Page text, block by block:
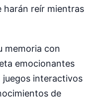
harán reír mientras
memoria con
emocionantes
interactivos
de